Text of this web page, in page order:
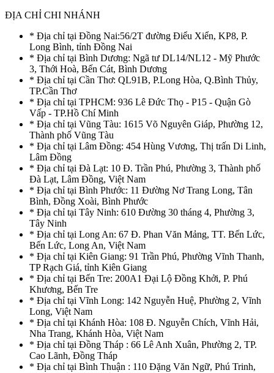
ĐỊA CHỈ CHI NHÁNH
* Địa chỉ tại Đồng Nai:56/2T đường Điểu Xiển, KP8, P.
Long Bình, tỉnh Đồng Nai
* Địa chỉ tại Bình Dương: Ngã tư DL14/NL12 - Mỹ Phước
3, Thới Hoà, Bến Cát, Bình Dương
* Địa chỉ tại Cần Thơ: QL91B, P.Long Hòa, Q.Bình Thủy,
TP.Cần Thơ
* Địa chỉ tại TPHCM: 936 Lê Đức Thọ - P15 - Quận Gò
Vấp - TP.Hồ Chí Minh
* Địa chỉ tại Vũng Tàu: 1615 Võ Nguyên Giáp, Phường 12,
Thành phố Vũng Tàu
* Địa chỉ tại Lâm Đồng: 454 Hùng Vương, Thị trấn Di Linh,
Lâm Đồng
* Địa chỉ tại Đà Lạt: 10 Đ. Trần Phú, Phường 3, Thành phố
Đà Lạt, Lâm Đồng, Việt Nam
* Địa chỉ tại Bình Phước: 11 Đường Nơ Trang Long, Tân
Bình, Đồng Xoài, Bình Phước
* Địa chỉ tại Tây Ninh: 610 Đường 30 tháng 4, Phường 3,
Tây Ninh
* Địa chỉ tại Long An: 67 Đ. Phan Văn Mảng, TT. Bến Lức,
Bến Lức, Long An, Việt Nam
* Địa chỉ tại Kiên Giang: 91 Trần Phú, Phường Vĩnh Thanh,
TP Rạch Giá, tỉnh Kiên Giang
* Địa chỉ tại Bến Tre: 200A1 Đại Lộ Đồng Khởi, P. Phú
Khương, Bến Tre
* Địa chỉ tại Vĩnh Long: 142 Nguyễn Huệ, Phường 2, Vĩnh
Long, Việt Nam
* Địa chỉ tại Khánh Hòa: 108 Đ. Nguyễn Chích, Vĩnh Hải,
Nha Trang, Khánh Hòa, Việt Nam
* Địa chỉ tại Đồng Tháp : 66 Lê Anh Xuân, Phường 2, TP.
Cao Lãnh, Đồng Tháp
* Địa chỉ tại Bình Thuận : 110 Đặng Văn Ngữ, Phú Trinh,